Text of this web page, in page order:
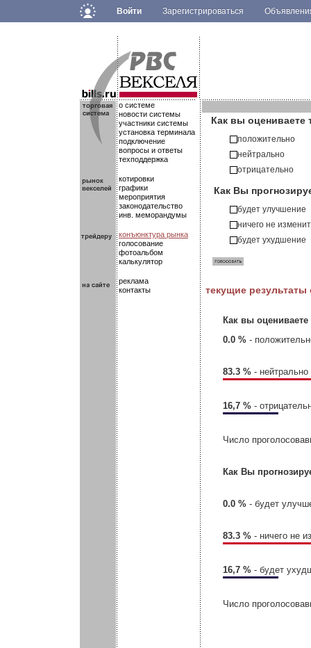
Войти Зарегистрироваться
.
.о системе
новости системы
участники системы
установка терминала
подключение
вопросы и ответы
техподдержка
котировки
графики
мероприятия
законодательство
инв. меморандумы
конъюнктура рынка
голосование
фотоальбом
калькулятор
реклама
контакты
.
Как вы оцениваете
положительно
нейтрально
отрицательно
Как Вы
будет улучшение
ничего не
будет ухудшение
текущие результаты
Как вы
0.0 % -
83.3 % - нейтрально
16,7 % -
Число
Как Вы
0.0 % - будет
83.3 % - ничего не
16,7 % - будет
Число